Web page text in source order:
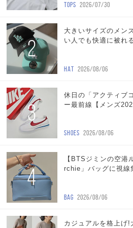
TOPS 2026/07/30
2
大きいサイズのメン
い人でも快適に被れ
HAT 2026/08/06
3
休日の「アクティブ
ー最前線【メンズ
SHOES 2026/08/06
4
【BTSジミンの空
rchie」バッグに視線
BAG 2026/08/06
カジュアルを格上げ!